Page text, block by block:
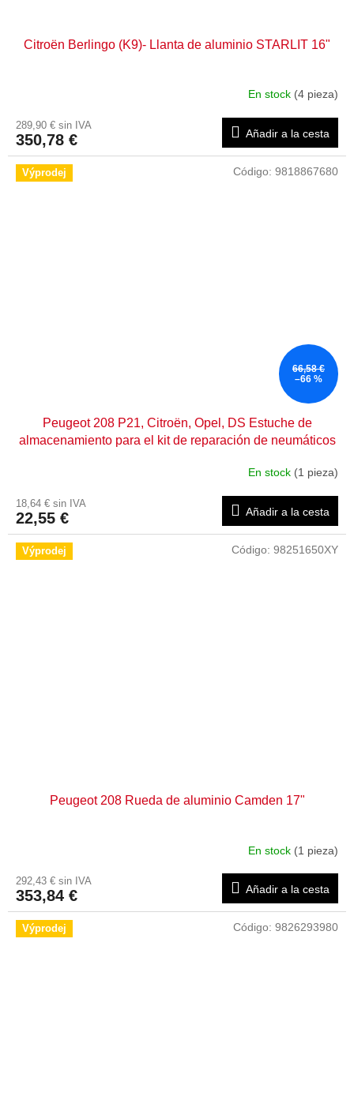
Citroën Berlingo (K9)- Llanta de aluminio STARLIT 16"
En stock (4 pieza)
289,90 € sin IVA
350,78 € Añadir a la cesta
Výprodej
66,58 €
–66 %
Peugeot 208 P21, Citroën, Opel, DS Estuche de
almacenamiento para el kit de reparación de neumáticos
En stock (1 pieza)
18,64 € sin IVA
22,55 € Añadir a la cesta
Código: 9818867680
Výprodej
Peugeot 208 Rueda de aluminio Camden 17"
En stock (1 pieza)
292,43 € sin IVA
353,84 € Añadir a la cesta
Código: 98251650XY
Výprodej Código: 9826293980